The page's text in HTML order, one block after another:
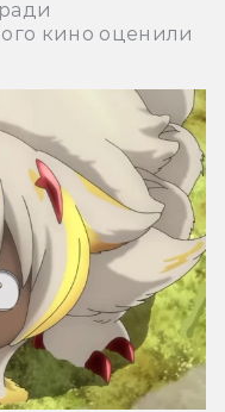
кино оценили